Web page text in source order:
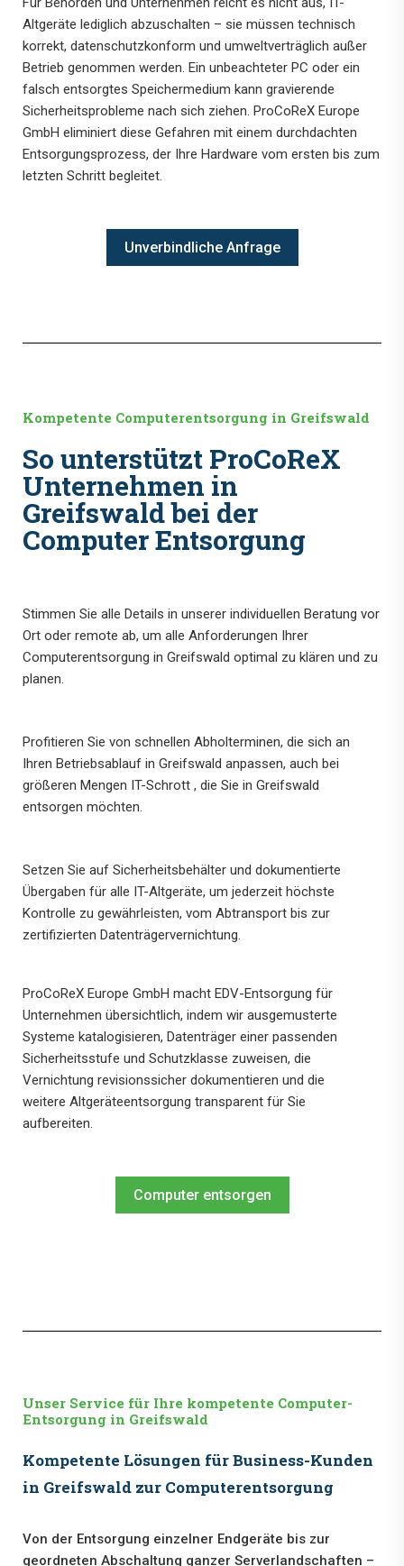
Altgeräte lediglich abzuschalten – sie müssen technisch
korrekt, datenschutzkonform und umweltverträglich außer
Betrieb genommen werden. Ein unbeachteter PC oder ein
falsch entsorgtes Speichermedium kann gravierende
Sicherheitsprobleme nach sich ziehen. ProCoReX Europe
GmbH eliminiert diese Gefahren mit einem durchdachten
Entsorgungsprozess, der Ihre Hardware vom ersten bis zum
letzten Schritt begleitet.
Unverbindliche Anfrage
Kompetente Computerentsorgung in Greifswald
So unterstützt ProCoReX
Unternehmen in
Greifswald bei der
Computer Entsorgung
Stimmen Sie alle Details in unserer individuellen Beratung vor
Ort oder remote ab, um alle Anforderungen Ihrer
Computerentsorgung in Greifswald optimal zu klären und zu
planen.
Profitieren Sie von schnellen Abholterminen, die sich an
Ihren Betriebsablauf in Greifswald anpassen, auch bei
größeren Mengen IT-Schrott , die Sie in Greifswald
entsorgen möchten.
Setzen Sie auf Sicherheitsbehälter und dokumentierte
Übergaben für alle IT-Altgeräte, um jederzeit höchste
Kontrolle zu gewährleisten, vom Abtransport bis zur
zertifizierten Datenträgervernichtung.
ProCoReX Europe GmbH macht EDV-Entsorgung für
Unternehmen übersichtlich, indem wir ausgemusterte
Systeme katalogisieren, Datenträger einer passenden
Sicherheitsstufe und Schutzklasse zuweisen, die
Vernichtung revisionssicher dokumentieren und die
weitere Altgeräteentsorgung transparent für Sie
aufbereiten.
Computer entsorgen
Unser Service für Ihre kompetente Computer-
Entsorgung in Greifswald
Kompetente Lösungen für Business-Kunden
in Greifswald zur Computerentsorgung
Von der Entsorgung einzelner Endgeräte bis zur
geordneten Abschaltung ganzer Serverlandschaften –